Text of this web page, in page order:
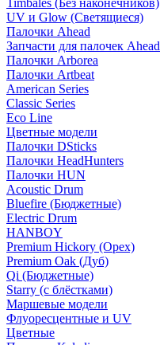
Timbales (Без наконечников)
UV и Glow (Светящиеся)
Палочки Ahead
Запчасти для палочек Ahead
Палочки Arborea
Палочки Artbeat
American Series
Classic Series
Eco Line
Цветные модели
Палочки DSticks
Палочки HeadHunters
Палочки HUN
Acoustic Drum
Bluefire (Бюджетные)
Electric Drum
HANBOY
Premium Hickory (Орех)
Premium Oak (Дуб)
Qi (Бюджетные)
Starry (с блёстками)
Маршевые модели
Флуоресцентные и UV
Цветные